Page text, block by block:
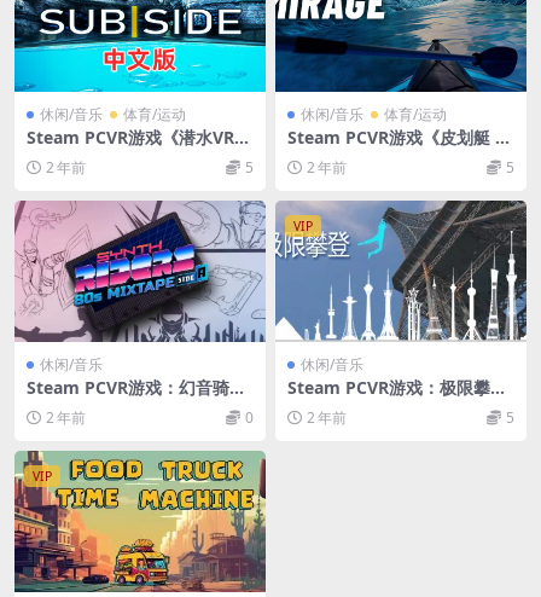
休闲/音乐 体育/运动
Steam PCVR游戏《潜水VR》
Subside VR
2 年前 5
休闲/音乐 体育/运动
Steam PCVR游戏《皮划艇 V
R:幻影》Kayak VR: Mirage
2 年前 5
休闲/音乐
Steam PCVR游戏：幻音骑士
中文版（Synth Riders）
2 年前 0
VIP
休闲/音乐
Steam PCVR游戏：极限攀登
中文版 (Extreme Climbing)
2 年前 5
VIP